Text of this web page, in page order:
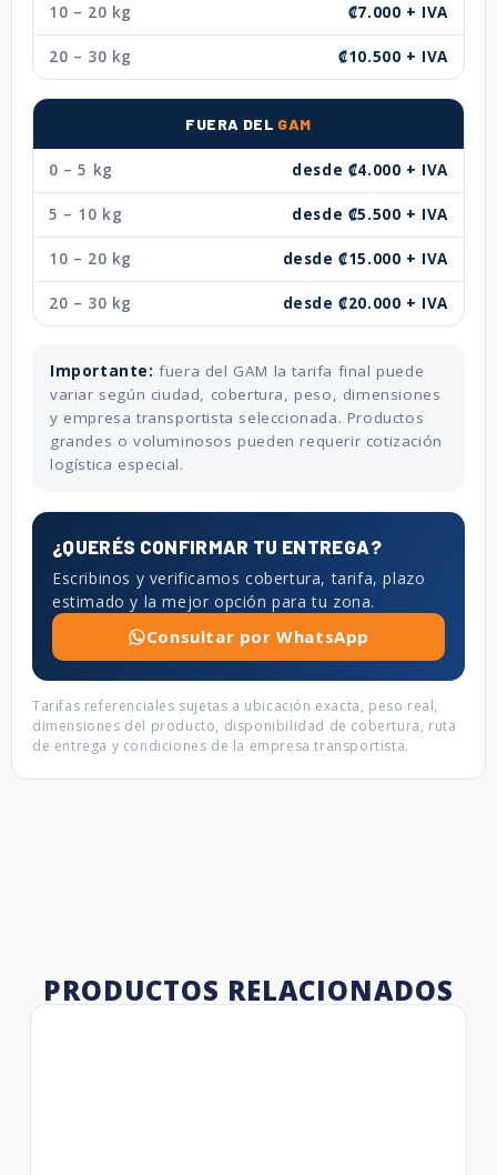
10 – 20 kg ₡7.000 + IVA
20 – 30 kg ₡10.500 + IVA
FUERA DEL GAM
0 – 5 kg desde ₡4.000 + IVA
5 – 10 kg desde ₡5.500 + IVA
10 – 20 kg desde ₡15.000 + IVA
20 – 30 kg desde ₡20.000 + IVA
Importante: fuera del GAM la tarifa final puede
variar según ciudad, cobertura, peso, dimensiones
y empresa transportista seleccionada. Productos
grandes o voluminosos pueden requerir cotización
logística especial.
¿QUERÉS CONFIRMAR TU ENTREGA?
Escribinos y verificamos cobertura, tarifa, plazo
estimado y la mejor opción para tu zona.
Consultar por WhatsApp
Tarifas referenciales sujetas a ubicación exacta, peso real,
dimensiones del producto, disponibilidad de cobertura, ruta
de entrega y condiciones de la empresa transportista.
PRODUCTOS RELACIONADOS